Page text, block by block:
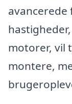
avancerede
motorer, vil
montere,